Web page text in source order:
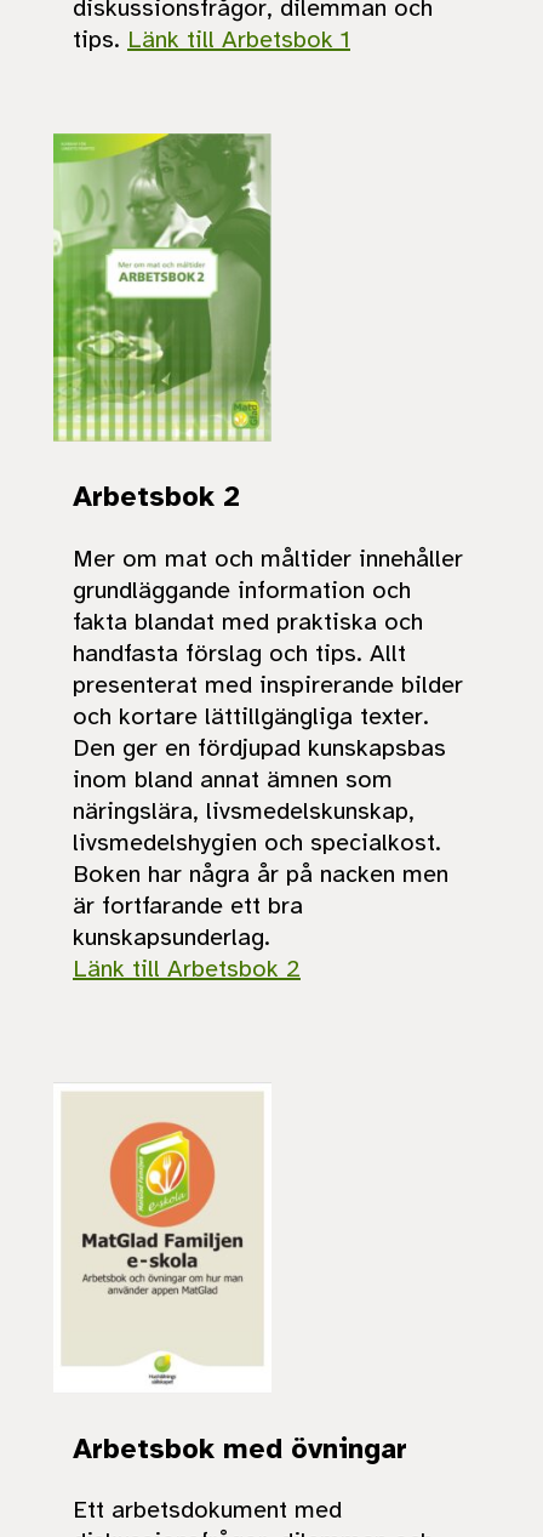
diskussionsfrågor, dilemman och
tips. Länk till Arbetsbok 1
Arbetsbok 2
Mer om mat och måltider innehåller
grundläggande information och
fakta blandat med praktiska och
handfasta förslag och tips. Allt
presenterat med inspirerande bilder
och kortare lättillgängliga texter.
Den ger en fördjupad kunskapsbas
inom bland annat ämnen som
näringslära, livsmedelskunskap,
livsmedelshygien och specialkost.
Boken har några år på nacken men
är fortfarande ett bra
kunskapsunderlag.
Länk till Arbetsbok 2
Arbetsbok med övningar
Ett arbetsdokument med